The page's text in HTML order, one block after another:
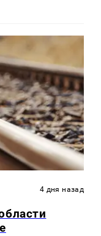
4 дня назад